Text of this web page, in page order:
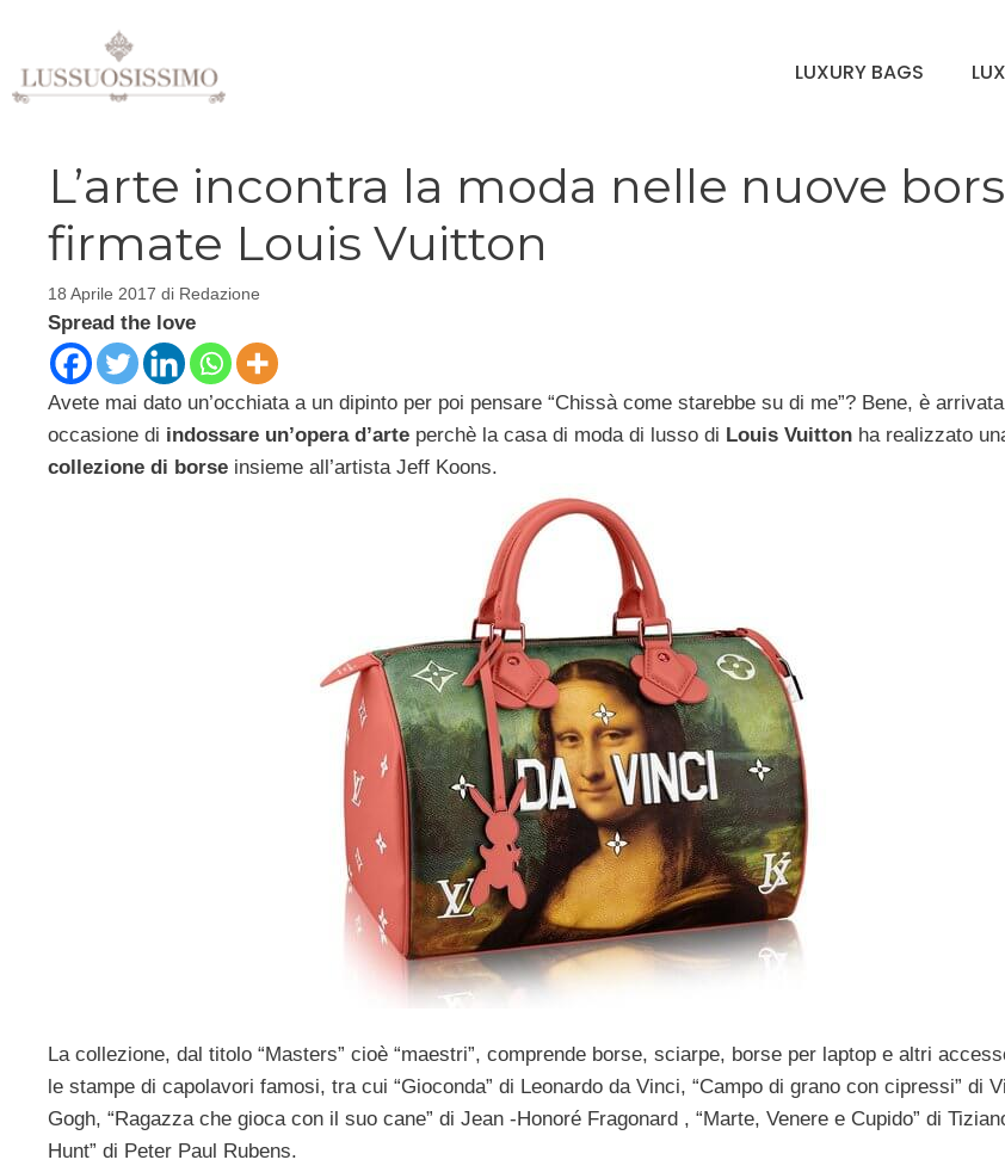
contenuto
LUXURY BAGS
L’arte incontra la moda nelle nuove
firmate Louis Vuitton
18 Aprile 2017 di Redazione
Spread the love
Avete mai dato un’occhiata a un dipinto per poi pensare “Chissà come starebbe su di me”? Bene, è
occasione di indossare un’opera d’arte perchè la casa di moda di lusso di Louis Vuitton ha realizzato
collezione di borse insieme all’artista Jeff Koons.
La collezione, dal titolo “Masters” cioè “maestri”, comprende borse, sciarpe, borse per laptop e altri
le stampe di capolavori famosi, tra cui “Gioconda” di Leonardo da Vinci, “Campo di grano con cipressi” di
Gogh, “Ragazza che gioca con il suo cane” di Jean -Honoré Fragonard , “Marte, Venere e Cupido” di
Hunt” di Peter Paul Rubens.